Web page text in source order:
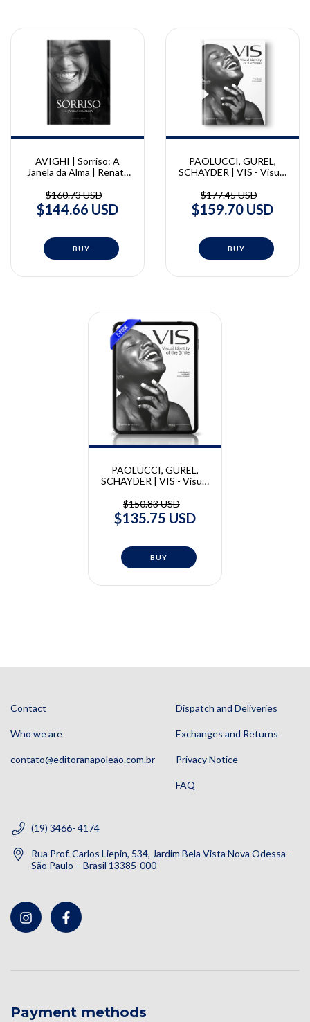
AVIGHI | Sorriso: A
Janela da Alma | Renata
$160.73 USD
$144.66 USD
PAOLUCCI, GUREL,
SCHAYDER | VIS - Visual
Braulio Paolucci, Galip
Gurel, Adriano Schayder
$177.45 USD
$159.70 USD
PAOLUCCI, GUREL,
SCHAYDER | VIS - Visual
Braulio Paolucci, Galip
Gurel, Adriano Schayder -
(cópia)
$150.83 USD
$135.75 USD
Contact
Who we are
contato@editoranapoleao.com.br
Dispatch and Deliveries
Exchanges and Returns
Privacy Notice
FAQ
(19) 3466- 4174
Rua Prof. Carlos Liepin, 534, Jardim Bela Vista Nova Odessa –
São Paulo – Brasil 13385-000
Payment methods